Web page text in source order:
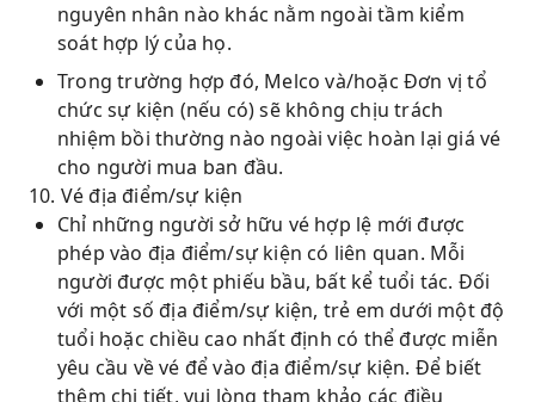
nguyên nhân nào khác nằm ngoài tầm kiểm
soát hợp lý của họ.
Trong trường hợp đó, Melco và/hoặc Đơn vị tổ
chức sự kiện (nếu có) sẽ không chịu trách
nhiệm bồi thường nào ngoài việc hoàn lại giá vé
cho người mua ban đầu.
10. Vé địa điểm/sự kiện
Chỉ những người sở hữu vé hợp lệ mới được
phép vào địa điểm/sự kiện có liên quan. Mỗi
người được một phiếu bầu, bất kể tuổi tác. Đối
với một số địa điểm/sự kiện, trẻ em dưới một độ
tuổi hoặc chiều cao nhất định có thể được miễn
yêu cầu về vé để vào địa điểm/sự kiện. Để biết
thêm chi tiết, vui lòng tham khảo các điều